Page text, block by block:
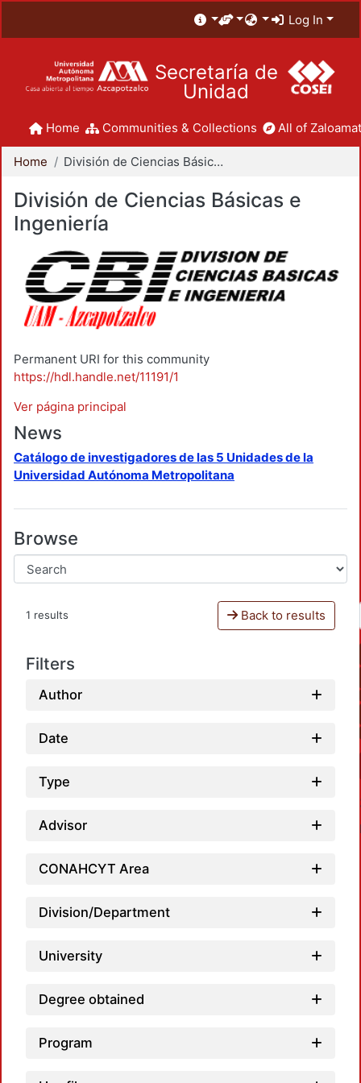
Log In
Secretaría de
Unidad
Home Communities & Collections All of
Home División de Ciencias Básicas e Ingeniería
División de Ciencias Básicas e
Ingeniería
Permanent URI for this community
https://hdl.handle.net/11191/1
Ver página principal
News
Catálogo de investigadores de las 5 Unidades de la
Universidad Autónoma Metropolitana
Browse
1 results Back to results
Filters
Author
Date
Type
Advisor
CONAHCYT Area
Division/Department
University
Degree obtained
Program